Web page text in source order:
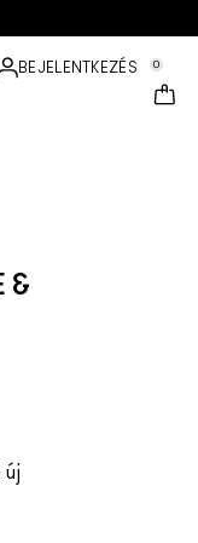
BEJELENTKEZÉS 0
&
új